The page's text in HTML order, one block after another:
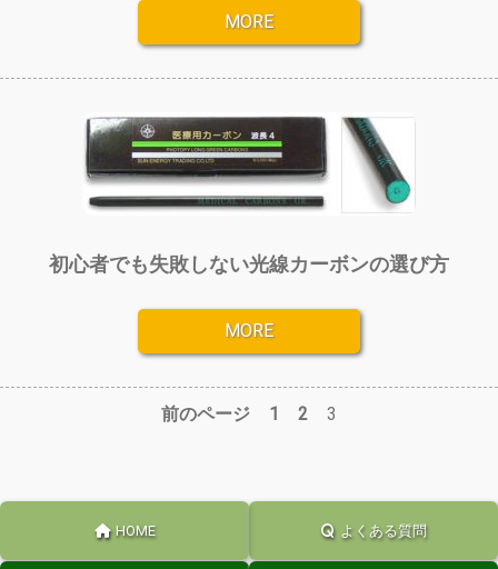
MORE
初心者でも失敗しない光線カーボンの選び方
MORE
前のページ 1 2 3
HOME よくある質問